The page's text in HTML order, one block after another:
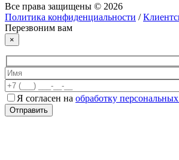
Все права защищены © 2026
Политика конфиденциальности /
Перезвоним вам
×
Я согласен на обработку